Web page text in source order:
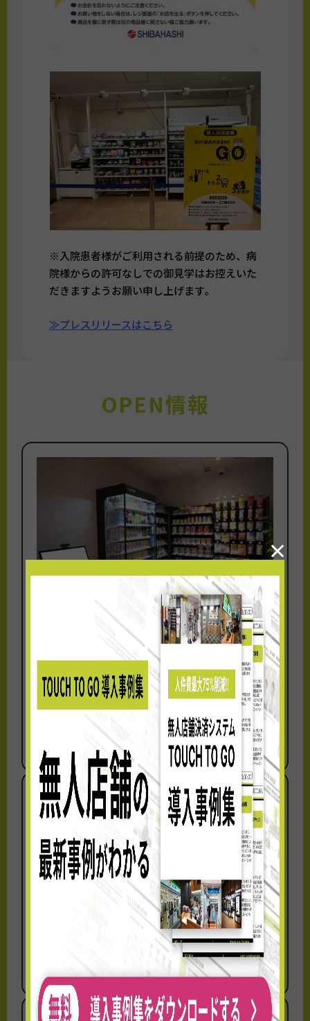
※入院患者様がご利用される前提のため、病
院様からの許可なしでの御見学はお控えいた
だきますようお願い申し上げます。
≫プレスリリースはこちら
OPEN情報
ダイワロイネットホテルズとTTGが連
携
ブランド初の無人コンビニを「ダイ
ワ...
大和ハウスリアルティマネジメント株式会社
（本社：東京都千代田区、代表取締役社長：伊
藤 光博）...
ミスタードーナツに2店舗目のTTGシス
イオンモールKAGOSHI...
株式会社TOUCH TO GO（本社：東京都港区、
代表取締役社長：阿久津 智紀、以下：TTG...
×